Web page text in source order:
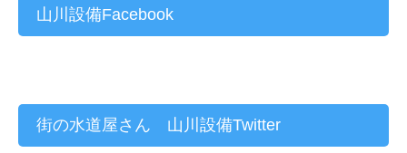
山川設備Facebook
街の水道屋さん 山川設備Twitter